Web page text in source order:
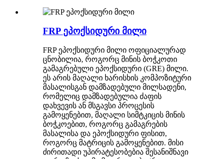
FRP ეპოქსიდური მილი
FRP ეპოქსიდური მილი ოფიციალურად
ცნობილია, როგორც მინის ბოჭკოთი
გამაგრებული ეპოქსიდური (GRE) მილი.
ეს არის მაღალი ხარისხის კომპოზიტური
მასალისგან დამზადებული მილსადენი,
რომელიც დამზადებულია ძაფის
დახვევის ან მსგავსი პროცესის
გამოყენებით, მაღალი სიმტკიცის მინის
ბოჭკოებით, როგორც გამაგრების
მასალისა და ეპოქსიდური ფისით,
როგორც მატრიცის გამოყენებით. მისი
ძირითადი უპირატესობებია შესანიშნავი